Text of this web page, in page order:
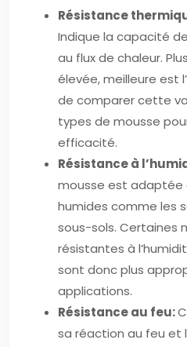
Résistance
Indique la capacité
au flux de chaleur.
élevée, meilleure est
de comparer cette
types de mousse
efficacité.
Résistance à
mousse est adaptée
humides comme les
sous-sols. Certaines
résistantes à
sont donc plus
applications.
Résistance au feu:
sa réaction au feu et